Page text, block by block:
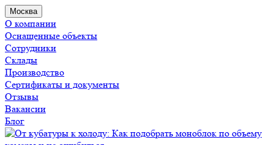
Москва
О компании
Оснащенные объекты
Сотрудники
Склады
Производство
Сертификаты и документы
Отзывы
Вакансии
Блог